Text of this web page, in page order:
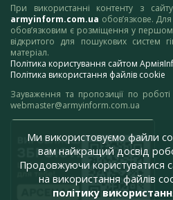
При використанні контенту з
armyinform.com.ua обов’язкове.
обов’язковим є розміщення у
відкритого для пошукових систем
матеріал.
Політика користування сайтом
Політика використання файлів cookie
Зауваження та пропозиції по
webmaster@armyinform.com.ua
Ми використовуємо файли
вам найкращий досвід
Продовжуючи користуватися
на використання файлів
політику